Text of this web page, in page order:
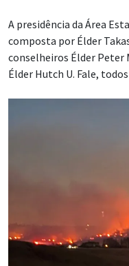
A presidência da Área
composta por Élder
conselheiros Élder Peter
Élder Hutch U. Fale,